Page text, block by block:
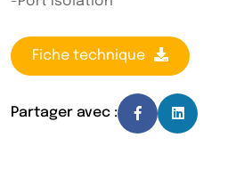
Fiche technique
Partager avec :